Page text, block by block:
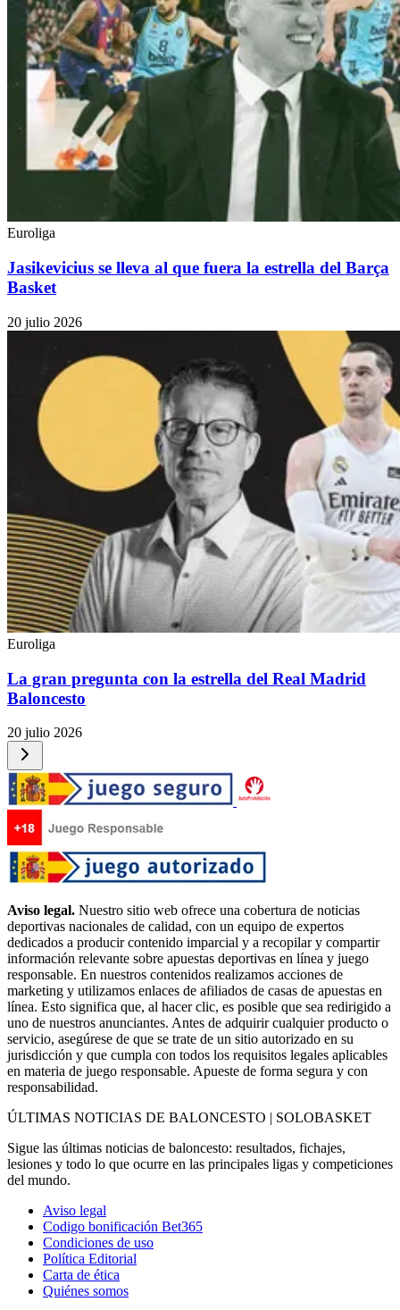
Euroliga
Jasikevicius se lleva al que fuera la estrella del Barça
Basket
20 julio 2026
Euroliga
La gran pregunta con la estrella del Real Madrid
Baloncesto
20 julio 2026
Aviso legal. Nuestro sitio web ofrece una cobertura de noticias
deportivas nacionales de calidad, con un equipo de expertos
dedicados a producir contenido imparcial y a recopilar y compartir
información relevante sobre apuestas deportivas en línea y juego
responsable. En nuestros contenidos realizamos acciones de
marketing y utilizamos enlaces de afiliados de casas de apuestas en
línea. Esto significa que, al hacer clic, es posible que sea redirigido a
uno de nuestros anunciantes. Antes de adquirir cualquier producto o
servicio, asegúrese de que se trate de un sitio autorizado en su
jurisdicción y que cumpla con todos los requisitos legales aplicables
en materia de juego responsable. Apueste de forma segura y con
responsabilidad.
ÚLTIMAS NOTICIAS DE BALONCESTO | SOLOBASKET
Sigue las últimas noticias de baloncesto: resultados, fichajes,
lesiones y todo lo que ocurre en las principales ligas y competiciones
del mundo.
Aviso legal
Codigo bonificación Bet365
Condiciones de uso
Política Editorial
Carta de ética
Quiénes somos